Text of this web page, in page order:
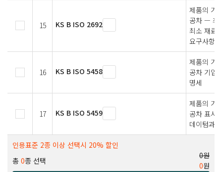
15 KS B ISO 2692
제품의 기
공차 — 최
최소 재료
요구사항
16 KS B ISO 5458
제품의 기
공차 기입
명세
17 KS B ISO 5459
제품의 기
공차 표시
데이텀과
인용표준 2종 이상 선택시 20% 할인
총 0종 선택
0원
0원